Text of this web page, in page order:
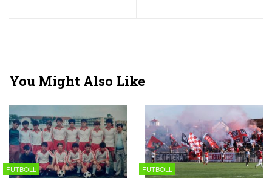
You Might Also Like
FUTBOLL FUTBOLL